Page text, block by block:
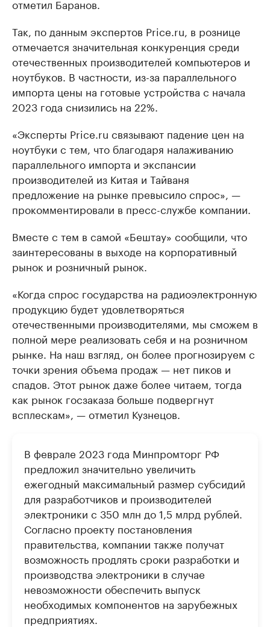
отметил Баранов.
Так, по данным экспертов Price.ru, в рознице
отмечается значительная конкуренция среди
отечественных производителей компьютеров и
ноутбуков. В частности, из-за параллельного
импорта цены на готовые устройства с начала
2023 года снизились на 22%.
«Эксперты Price.ru связывают падение цен на
ноутбуки с тем, что благодаря налаживанию
параллельного импорта и экспансии
производителей из Китая и Тайваня
предложение на рынке превысило спрос», —
прокомментировали в пресс-службе компании.
Вместе с тем в самой «Бештау» сообщили, что
заинтересованы в выходе на корпоративный
рынок и розничный рынок.
«Когда спрос государства на радиоэлектронную
продукцию будет удовлетворяться
отечественными производителями, мы сможем в
полной мере реализовать себя и на розничном
рынке. На наш взгляд, он более прогнозируем с
точки зрения объема продаж — нет пиков и
спадов. Этот рынок даже более читаем, тогда
как рынок госзаказа больше подвергнут
всплескам», — отметил Кузнецов.
В феврале 2023 года Минпромторг РФ
предложил значительно увеличить
ежегодный максимальный размер субсидий
для разработчиков и производителей
электроники с 350 млн до 1,5 млрд рублей.
Согласно проекту постановления
правительства, компании также получат
возможность продлять сроки разработки и
производства электроники в случае
невозможности обеспечить выпуск
необходимых компонентов на зарубежных
предприятиях.